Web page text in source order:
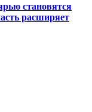
становятся
расширяет